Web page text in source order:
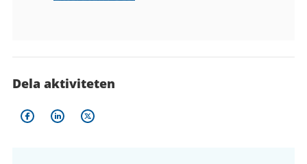
Dela aktiviteten